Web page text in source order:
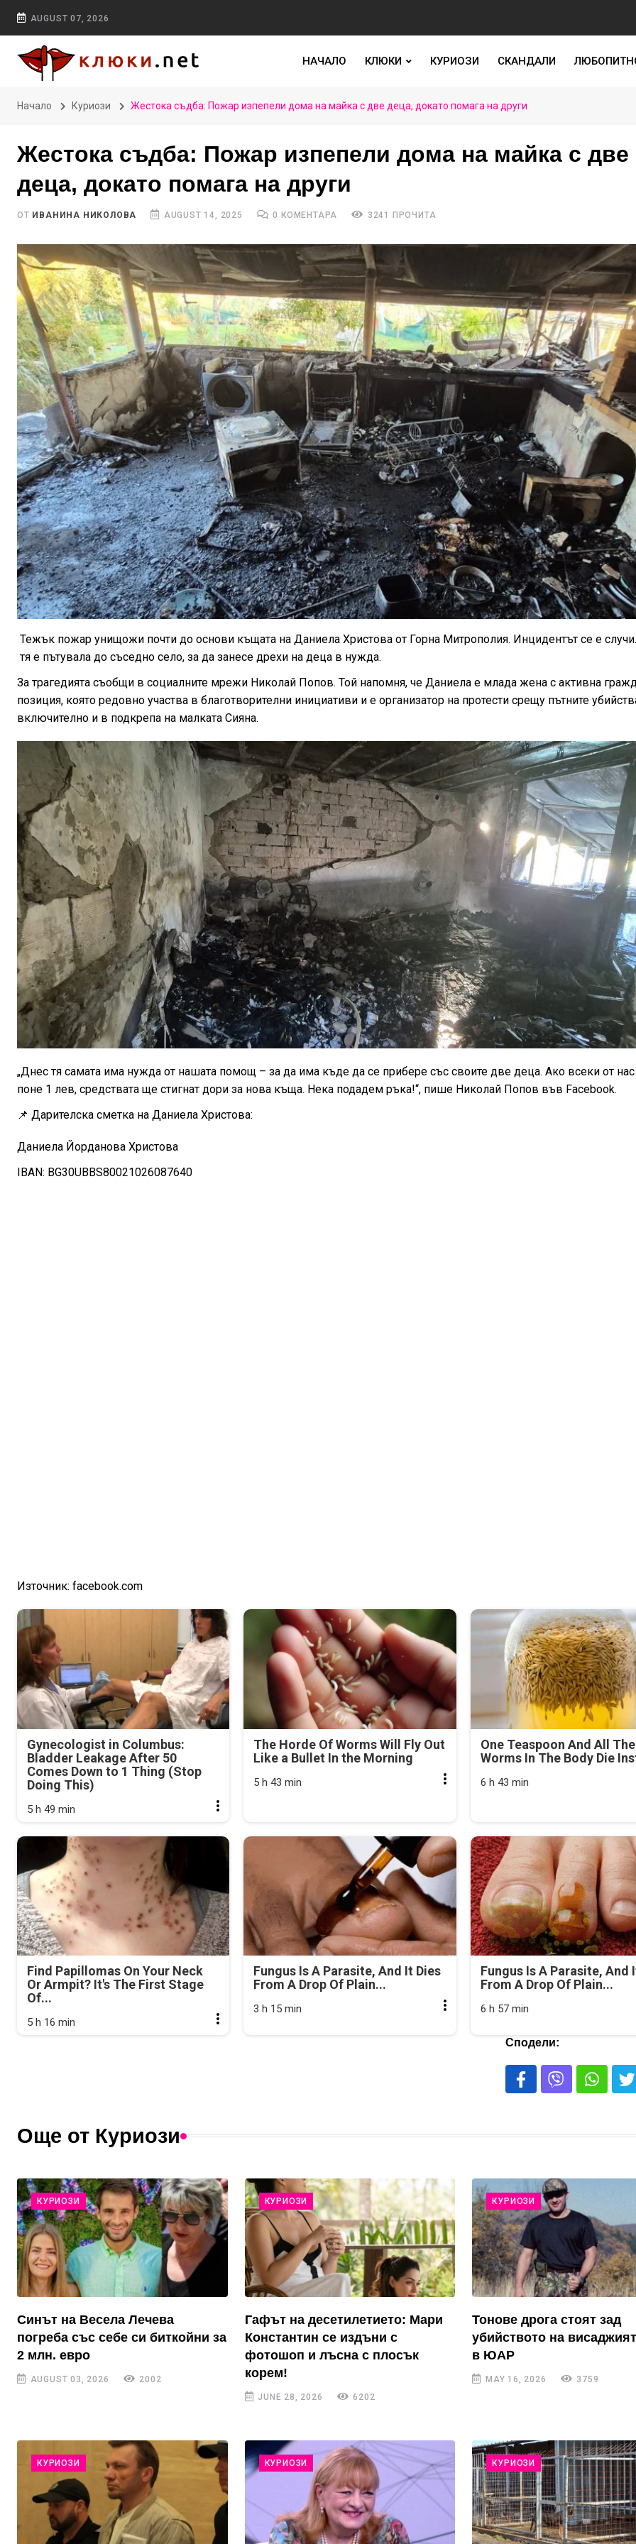
AUGUST 07, 2026
НАЧАЛО КЛЮКИ КУРИОЗИ СКАНДАЛИ
Начало Куриози Жестока съдба: Пожар изпепели дома на майка с две деца, докато помага на други
Жестока съдба: Пожар изпепели дома на майка с две
деца, докато помага на други
ОТ ИВАНИНА НИКОЛОВА AUGUST 14, 2025 0 КОМЕНТАРА 3241 ПРОЧИТА
Тежък пожар унищожи почти до основи къщата на Даниела Христова от Горна Митрополия. Инцидентът се е
тя е пътувала до съседно село, за да занесе дрехи на деца в нужда.
За трагедията съобщи в социалните мрежи Николай Попов. Той напомня, че Даниела е млада жена с активна
позиция, която редовно участва в благотворителни инициативи и е организатор на протести срещу пътните
включително и в подкрепа на малката Сияна.
„Днес тя самата има нужда от нашата помощ – за да има къде да се прибере със своите две деца. Ако всеки от
поне 1 лев, средствата ще стигнат дори за нова къща. Нека подадем ръка!“, пише Николай Попов във Facebook.
📌 Дарителска сметка на Даниела Христова:
Даниела Йорданова Христова
IBAN: BG30UBBS80021026087640
Източник: facebook.com
Gynecologist in Columbus:
Bladder Leakage After 50
Comes Down to 1 Thing (Stop
Doing This)
5 h 49 min
The Horde Of Worms Will Fly Out
Like a Bullet In the Morning
5 h 43 min
One Teaspoon And All The
Worms In The Body Die
6 h 43 min
Find Papillomas On Your Neck
Or Armpit? It's The First Stage
Of...
5 h 16 min
Fungus Is A Parasite, And It Dies
From A Drop Of Plain...
3 h 15 min
Fungus Is A Parasite, And
From A Drop Of Plain...
6 h 57 min
Сподели:
Още от Куриози
КУРИОЗИ
Синът на Весела Лечева
погреба със себе си биткойни за
2 млн. евро
AUGUST 03, 2026 2002
КУРИОЗИ
Гафът на десетилетието: Мари
Константин се издъни с
фотошоп и лъсна с плосък
корем!
JUNE 28, 2026 6202
КУРИОЗИ
Тонове дрога стоят зад
убийството на
в ЮАР
MAY 16, 2026 3759
КУРИОЗИ КУРИОЗИ КУРИОЗИ